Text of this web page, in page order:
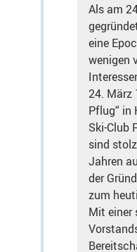
Als am
eine
wenigen
24. März
Pflug“ in
Ski-Club
sind
Jahren
der
zum
Mit einer